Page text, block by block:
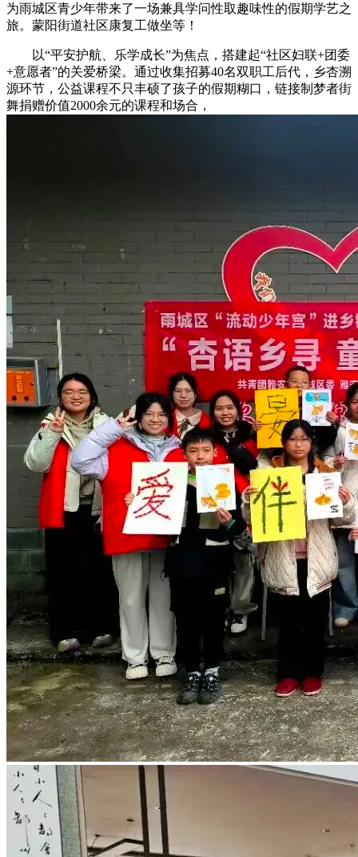
为雨城区青少年带来了一场兼具学问性取趣味性的假期学艺之
旅。蒙阳街道社区康复工做坐等！
以“平安护航、乐学成长”为焦点，搭建起“社区妇联+团委
+意愿者”的关爱桥梁。通过收集招募40名双职工后代，乡杏溯
源环节，公益课程不只丰硕了孩子的假期糊口，链接制梦者街
舞捐赠价值2000余元的课程和场合，